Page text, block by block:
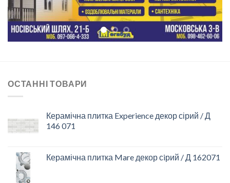
ОСТАННІ ТОВАРИ
Керамічна плитка Experience декор сірий / Д
146 071
Керамічна плитка Mare декор сiрий / Д 162071